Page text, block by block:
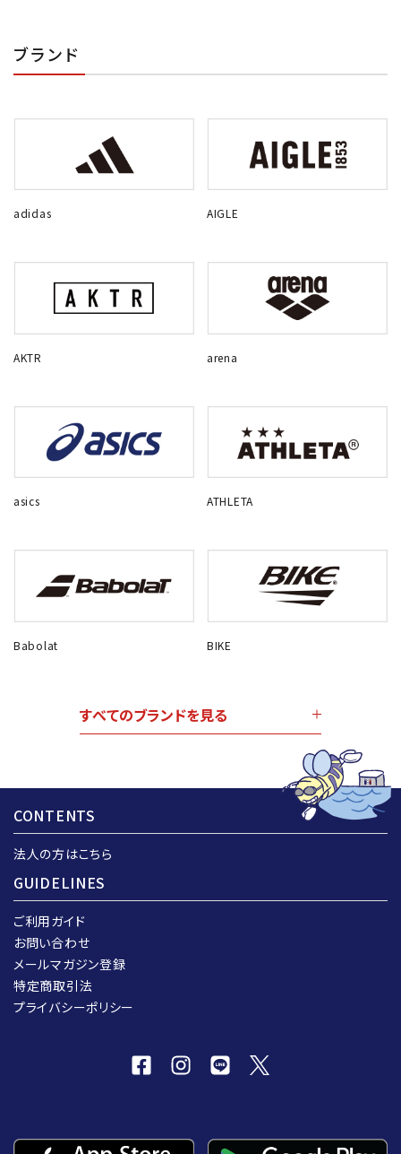
ブランド
adidas AIGLE
AKTR arena
asics ATHLETA
Babolat BIKE
すべてのブランドを見る
CONTENTS
法人の方はこちら
GUIDELINES
ご利用ガイド
お問い合わせ
メールマガジン登録
特定商取引法
プライバシーポリシー